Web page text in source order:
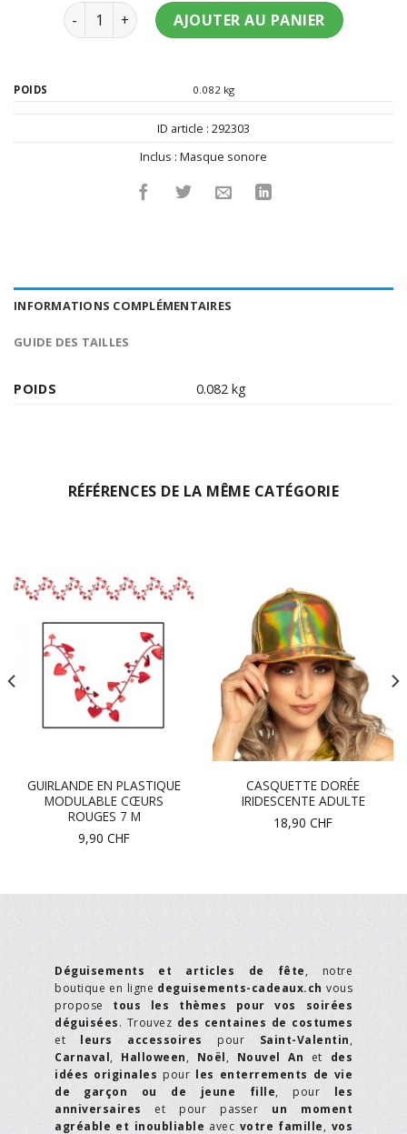
quantité de Masque joker sonore adulte
AJOUTER AU PANIER
POIDS 0.082 kg
ID article : 292303
Inclus : Masque sonore
INFORMATIONS COMPLÉMENTAIRES
GUIDE DES TAILLES
POIDS 0.082 kg
RÉFÉRENCES DE LA MÊME CATÉGORIE
GUIRLANDE EN PLASTIQUE
MODULABLE CŒURS
ROUGES 7 M
9,90 CHF
CASQUETTE DORÉE
IRIDESCENTE ADULTE
18,90 CHF
Déguisements et articles de fête, notre
boutique en ligne deguisements-cadeaux.ch vous
propose tous les thèmes pour vos soirées
déguisées. Trouvez des centaines de costumes
et leurs accessoires pour Saint-Valentin,
Carnaval, Halloween, Noël, Nouvel An et des
idées originales pour les enterrements de vie
de garçon ou de jeune fille, pour les
anniversaires et pour passer un moment
agréable et inoubliable avec votre famille, vos